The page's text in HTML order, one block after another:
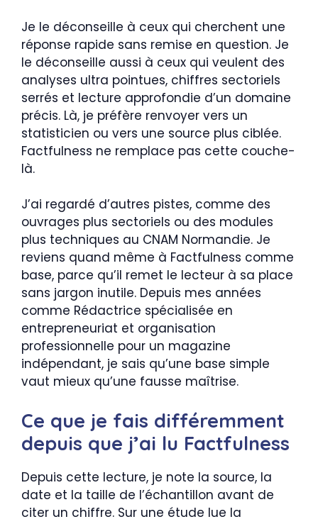
Je le déconseille à ceux qui cherchent une
réponse rapide sans remise en question. Je
le déconseille aussi à ceux qui veulent des
analyses ultra pointues, chiffres sectoriels
serrés et lecture approfondie d’un domaine
précis. Là, je préfère renvoyer vers un
statisticien ou vers une source plus ciblée.
Factfulness ne remplace pas cette couche-
là.
J’ai regardé d’autres pistes, comme des
ouvrages plus sectoriels ou des modules
plus techniques au CNAM Normandie. Je
reviens quand même à Factfulness comme
base, parce qu’il remet le lecteur à sa place
sans jargon inutile. Depuis mes années
comme Rédactrice spécialisée en
entrepreneuriat et organisation
professionnelle pour un magazine
indépendant, je sais qu’une base simple
vaut mieux qu’une fausse maîtrise.
Ce que je fais différemment
depuis que j’ai lu Factfulness
Depuis cette lecture, je note la source, la
date et la taille de l’échantillon avant de
citer un chiffre. Sur une étude lue la